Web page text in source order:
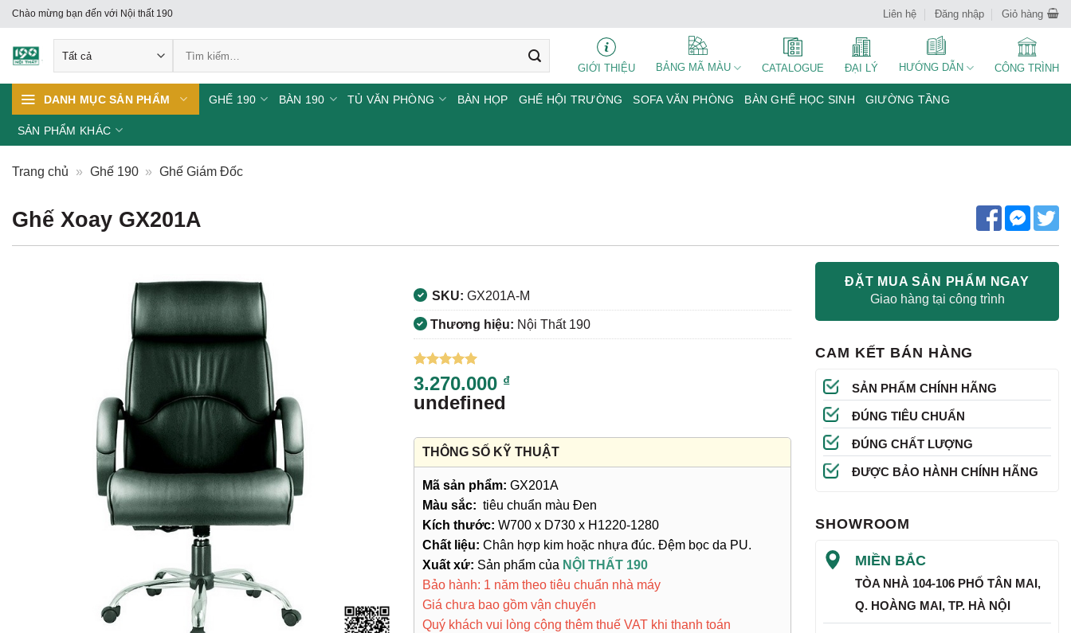
Skip
to
content
Chào mừng bạn đến với Nội thất 190 Liên hệ Đăng nhập Giỏ hàng
kiếm:
GIỚI THIỆU BẢNG MÃ MÀU CATALOGUE ĐẠI LÝ HƯỚNG DẪN CÔNG TRÌNH
DANH MỤC SẢN PHẨM GHẾ 190 BÀN 190 TỦ VĂN PHÒNG BÀN HỌP GHẾ HỘI TRƯỜNG SOFA VĂN PHÒNG BÀN GHẾ HỌC SINH GIƯỜNG TẦNG
SẢN PHẨM KHÁC
Trang chủ » Ghế 190 » Ghế Giám Đốc
Ghế Xoay GX201A
SKU: GX201A-M
Thương hiệu: Nội Thất 190
5trên 5
dựa trên
2
đánh giá
3.270.000 ₫
undefined
THÔNG SỐ KỸ THUẬT
Mã sản phẩm: GX201A
Màu sắc: tiêu chuẩn màu Đen
Kích thước: W700 x D730 x H1220-1280
Chất liệu: Chân hợp kim hoặc nhựa đúc. Đệm bọc da PU.
Xuất xứ: Sản phẩm của NỘI THẤT 190
Bảo hành: 1 năm theo tiêu chuẩn nhà máy
Giá chưa bao gồm vận chuyển
Quý khách vui lòng cộng thêm thuế VAT khi thanh toán
ĐẶT MUA SẢN PHẨM NGAY
Giao hàng tại công trình
CAM KẾT BÁN HÀNG
SẢN PHẨM CHÍNH HÃNG
ĐÚNG TIÊU CHUẨN
ĐÚNG CHẤT LƯỢNG
ĐƯỢC BẢO HÀNH CHÍNH HÃNG
SHOWROOM
MIỀN BẮC
TÒA NHÀ 104-106 PHỐ TÂN MAI,
Q. HOÀNG MAI, TP. HÀ NỘI